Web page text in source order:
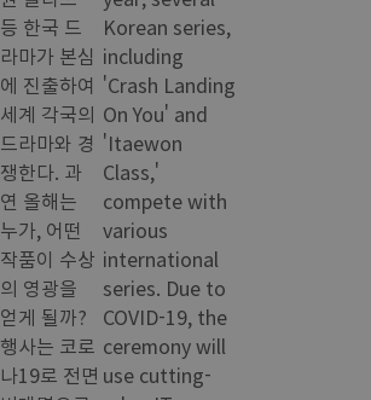
등 한국 드
라마가 본심
에 진출하여
세계 각국의
드라마와 경
쟁한다. 과
연 올해는
누가, 어떤
작품이 수상
의 영광을
얻게 될까?
행사는 코로
나19로 전면
Korean series,
including
'Crash Landing
On You' and
'Itaewon
Class,'
compete with
various
international
series. Due to
COVID-19, the
ceremony will
use cutting-